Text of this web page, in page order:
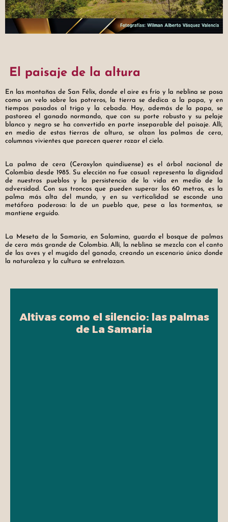
El paisaje de la altura
En las montañas de San Félix, donde el aire es frío y la neblina se posa
como un velo sobre los potreros, la tierra se dedica a la papa, y en
tiempos pasados al trigo y la cebada. Hoy, además de la papa, se
pastorea el ganado normando, que con su porte robusto y su pelaje
blanco y negro se ha convertido en parte inseparable del paisaje. Allí,
en medio de estas tierras de altura, se alzan las palmas de cera,
columnas vivientes que parecen querer rozar el cielo.
La palma de cera (Ceroxylon quindiuense) es el árbol nacional de
Colombia desde 1985. Su elección no fue casual: representa la dignidad
de nuestros pueblos y la persistencia de la vida en medio de la
adversidad. Con sus troncos que pueden superar los 60 metros, es la
palma más alta del mundo, y en su verticalidad se esconde una
metáfora poderosa: la de un pueblo que, pese a las tormentas, se
mantiene erguido.
La Meseta de la Samaria, en Salamina, guarda el bosque de palmas
de cera más grande de Colombia. Allí, la neblina se mezcla con el canto
de las aves y el mugido del ganado, creando un escenario único donde
la naturaleza y la cultura se entrelazan.
Altivas como el silencio: las palmas
de La Samaria